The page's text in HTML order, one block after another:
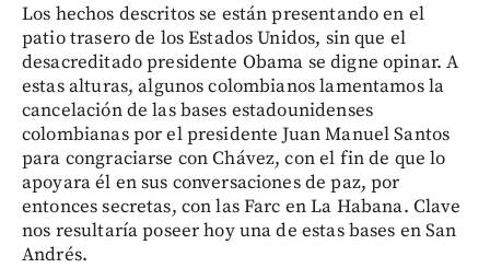
Los hechos descritos se están presentando en el
patio trasero de los Estados Unidos, sin que el
desacreditado presidente Obama se digne opinar. A
estas alturas, algunos colombianos lamentamos la
cancelación de las bases estadounidenses
colombianas por el presidente Juan Manuel Santos
para congraciarse con Chávez, con el fin de que lo
apoyara él en sus conversaciones de paz, por
entonces secretas, con las Farc en La Habana. Clave
nos resultaría poseer hoy una de estas bases en San
Andrés.